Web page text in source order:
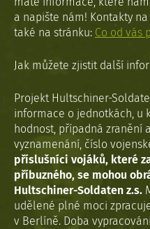
a napište nám! Kontakty
také na stránku: Co od vás
Jak můžete zjistit další
Projekt Hultschiner-
informace o jednotkách, u
hodnost, případná zranění
vyznamenání, číslo
příslušníci vojáků, které
příbuzného, se mohou
Hultschiner-Soldaten z.s.
udělené plné moci
v Berlíně. Doba